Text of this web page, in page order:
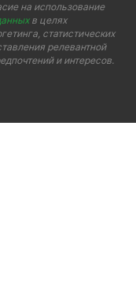
на использование
в целях
статистических
релевантной
и интересов.